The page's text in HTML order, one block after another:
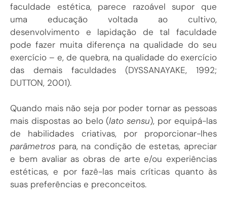
faculdade estética, parece razoável supor que
uma educação voltada ao cultivo,
desenvolvimento e lapidação de tal faculdade
pode fazer muita diferença na qualidade do seu
exercício – e, de quebra, na qualidade do exercício
das demais faculdades (DYSSANAYAKE, 1992;
DUTTON, 2001).
Quando mais não seja por poder tornar as pessoas
mais dispostas ao belo (lato sensu), por equipá-las
de habilidades criativas, por proporcionar-lhes
parâmetros para, na condição de estetas, apreciar
e bem avaliar as obras de arte e/ou experiências
estéticas, e por fazê-las mais críticas quanto às
suas preferências e preconceitos.